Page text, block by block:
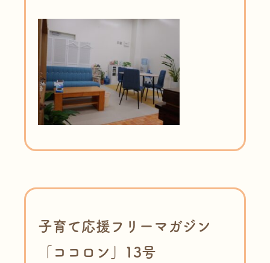
子育て応援フリーマガジン
「ココロン」13号